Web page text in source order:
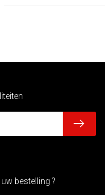
bestelling ?